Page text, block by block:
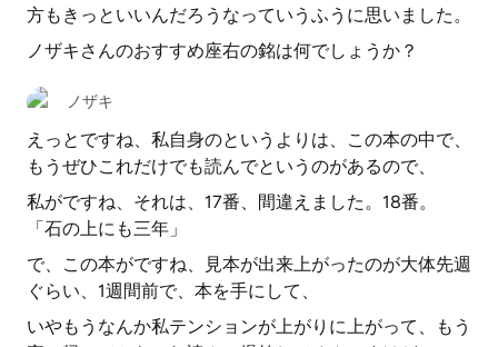
方もきっといいんだろうなっていうふうに思いました。
ノザキさんのおすすめ座右の銘は何でしょうか？
ノザキ
えっとですね、私自身のというよりは、この本の中で、
もうぜひこれだけでも読んでというのがあるので、
私がですね、それは、17番、間違えました。18番。
「石の上にも三年」
で、この本がですね、見本が出来上がったのが大体先週
ぐらい、1週間前で、本を手にして、
いやもうなんか私テンションが上がりに上がって、もう